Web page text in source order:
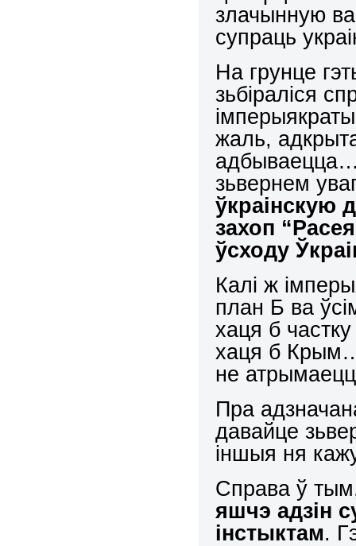
злачынную
супраць
На грунце
зьбіраліся
жаль,
зьвернем
ўкраінскую
захоп
ўсходу
Калі ж
план Б ва
хаця б
хаця б Крым…
не
Пра
давайце
іншыя ня
Справа ў
яшчэ адзін
інстыктам.